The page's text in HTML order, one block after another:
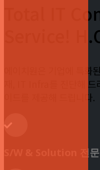
Total IT
Service!
에이치원은 기업에 특
재, IT Infra를 진단해
이드를 제공해 드립니다.
S/W & Solution 전